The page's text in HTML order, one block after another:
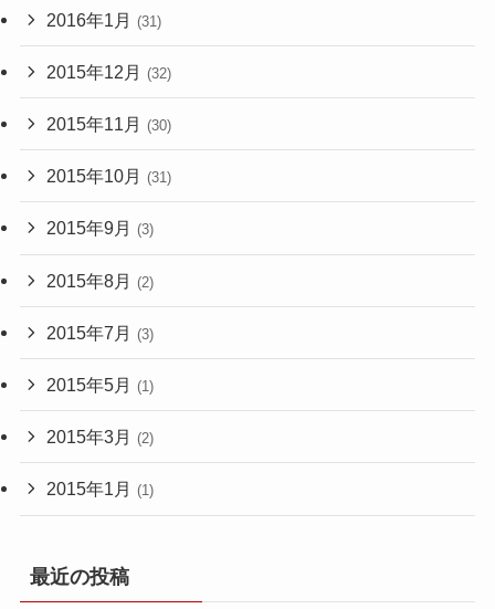
2016年1月 (31)
2015年12月 (32)
2015年11月 (30)
2015年10月 (31)
2015年9月 (3)
2015年8月 (2)
2015年7月 (3)
2015年5月 (1)
2015年3月 (2)
2015年1月 (1)
最近の投稿